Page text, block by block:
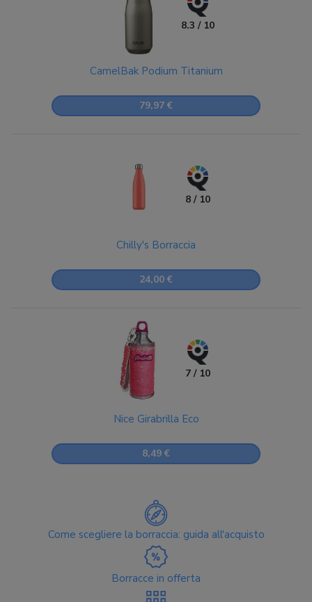
8.3 / 10
CamelBak Podium Titanium
79,97 €
8 / 10
Chilly's Borraccia
24,00 €
7 / 10
Nice Girabrilla Eco
8,49 €
Come scegliere la borraccia: guida all'acquisto
Borracce in offerta